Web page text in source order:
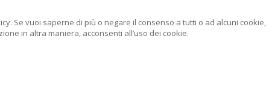
Se vuoi saperne di più o negare il consenso a tutti o ad alcuni cookie,
in altra maniera, acconsenti all’uso dei cookie.